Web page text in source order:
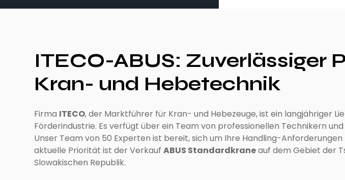
ITECO-ABUS: Zuverlässiger
Kran- und Hebetechnik
Firma ITECO, der Marktführer für Kran- und Hebezeuge, ist ein langjähriger
Förderindustrie. Es verfügt über ein Team von professionellen Technikern
Unser Team von 50 Experten ist bereit, sich um Ihre Handling-Anforderungen
aktuelle Priorität ist der VerkaufABUS Standardkraneauf dem Gebiet der
Slowakischen Republik.